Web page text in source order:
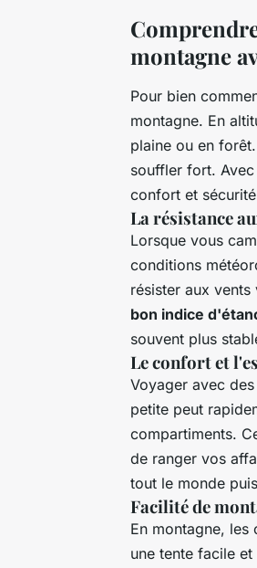
montagne
Pour bien
montagne. En
plaine ou en
souffler fort.
confort et
La résistance
Lorsque vous
conditions
résister aux
bon indice
souvent plus
Le confort et
Voyager avec
petite peut
compartiments.
de ranger vos
tout le monde
Facilité de
En montagne,
une tente facile